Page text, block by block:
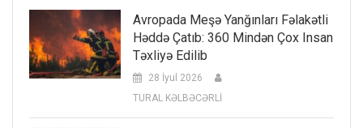
Avropada Meşə Yanğınları Fəlakətli
Həddə Çatıb: 360 Mindən Çox Insan
Təxliyə Edilib
28 İyul 2026
TURAL KƏLBƏCƏRLİ